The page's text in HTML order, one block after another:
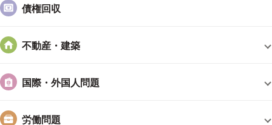
債権回収
不動産・建築
国際・外国人問題
労働問題